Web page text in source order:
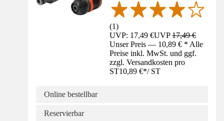
(1)
UVP: 17,49 €UVP17,49 €
Unser Preis — 10,89 € * Alle
Preise inkl. MwSt. und ggf.
zzgl. Versandkosten pro
ST10,89 €*/ ST
Online bestellbar
Reservierbar